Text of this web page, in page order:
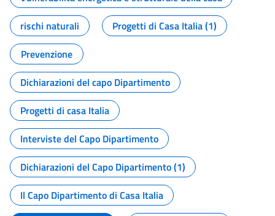
rischi naturali
Progetti di Casa Italia (1)
Prevenzione
Dichiarazioni del capo Dipartimento
Progetti di casa Italia
Interviste del Capo Dipartimento
Dichiarazioni del Capo Dipartimento (1)
Il Capo Dipartimento di Casa Italia